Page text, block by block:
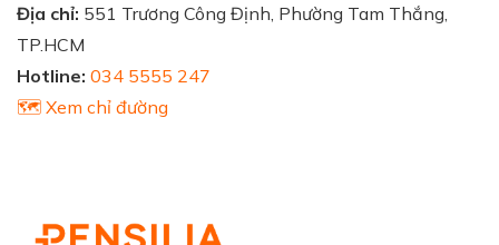
Địa chỉ: 551 Trương Công Định, Phường Tam Thắng,
TP.HCM
Hotline: 034 5555 247
🗺️ Xem chỉ đường